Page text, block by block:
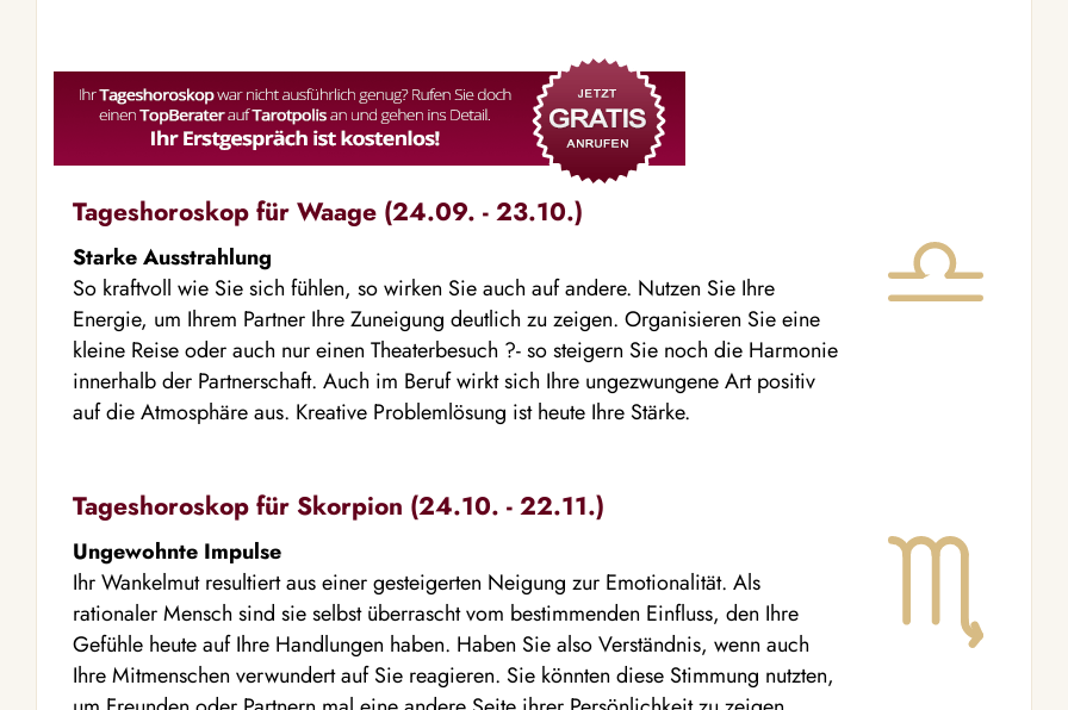
Tageshoroskop für Waage (24.09. - 23.10.)
Starke Ausstrahlung
So kraftvoll wie Sie sich fühlen, so wirken Sie auch auf andere. Nutzen Sie Ihre
Energie, um Ihrem Partner Ihre Zuneigung deutlich zu zeigen. Organisieren Sie eine
kleine Reise oder auch nur einen Theaterbesuch ?- so steigern Sie noch die Harmonie
innerhalb der Partnerschaft. Auch im Beruf wirkt sich Ihre ungezwungene Art positiv
auf die Atmosphäre aus. Kreative Problemlösung ist heute Ihre Stärke.
Tageshoroskop für Skorpion (24.10. - 22.11.)
Ungewohnte Impulse
Ihr Wankelmut resultiert aus einer gesteigerten Neigung zur Emotionalität. Als
rationaler Mensch sind sie selbst überrascht vom bestimmenden Einfluss, den Ihre
Gefühle heute auf Ihre Handlungen haben. Haben Sie also Verständnis, wenn auch
Ihre Mitmenschen verwundert auf Sie reagieren. Sie könnten diese Stimmung nutzten,